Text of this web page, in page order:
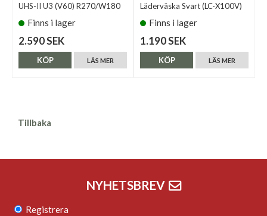
UHS-II U3 (V60) R270/W180
Finns i lager
2.590 SEK
LÄS MER
KÖP
Läderväska Svart (LC-X100V)
Finns i lager
1.190 SEK
LÄS MER
KÖP
Tillbaka
NYHETSBREV
Registrera